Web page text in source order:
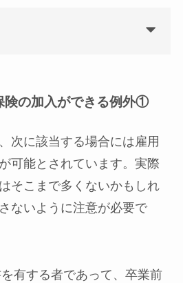
険の加入ができる例外①
次に該当する場合には雇用
可能とされています。実際
そこまで多くないかもしれ
ないように注意が必要で
有する者であって、卒業前